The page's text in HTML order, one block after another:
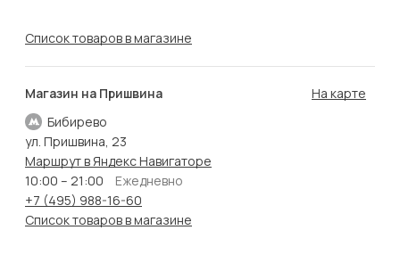
Список товаров в магазине
Магазин на Пришвина
Бибирево
На карте
ул. Пришвина, 23
Маршрут в Яндекс Навигаторе
10:00 – 21:00
Ежедневно
+7 (495) 988-16-60
Список товаров в магазине